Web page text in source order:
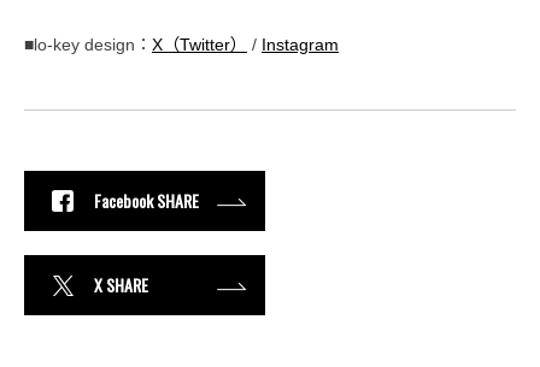
■lo-key design： X（Twitter） / Instagram
Facebook SHARE
X SHARE